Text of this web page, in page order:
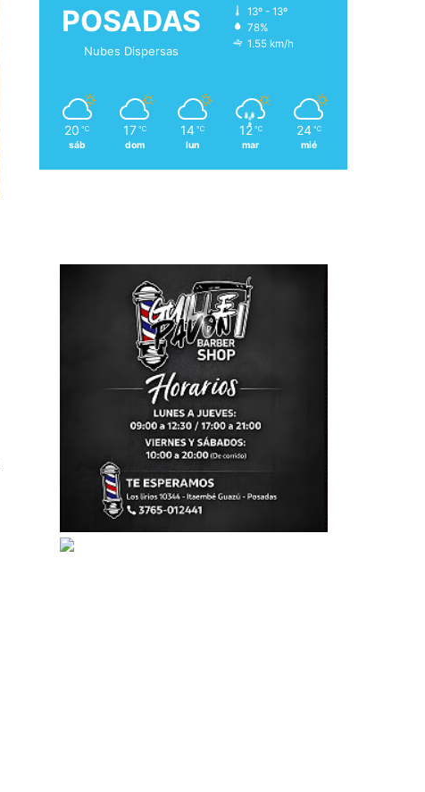
POSADAS
Nubes Dispersas
13º - 13º
78%
1.55 km/h
20 ℃
sáb
17 ℃
dom
14 ℃
lun
12 ℃
mar
24 ℃
mié